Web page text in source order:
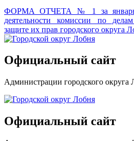
ФОРМА ОТЧЕТА № 1 за январь
деятельности комиссии по
защите их прав городского округа
Официальный сайт
Администрации городского округа
Официальный сайт